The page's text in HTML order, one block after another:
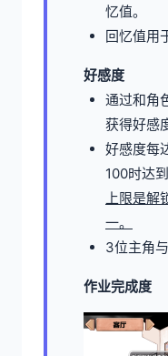
忆值。
回忆值用
好感度
通过和角
获得好感
好感度每
100时达
上限是解
一。
3位主角
作业完成度